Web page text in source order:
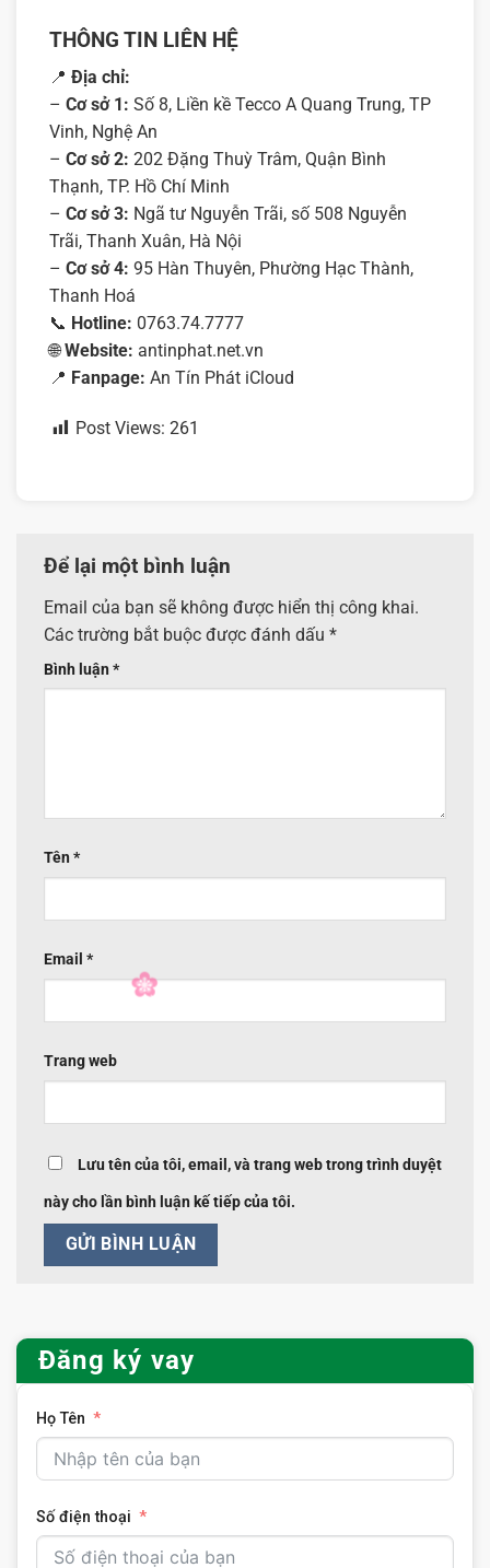
THÔNG TIN LIÊN HỆ
📍 Địa chỉ:
– Cơ sở 1: Số 8, Liền kề Tecco A Quang Trung, TP
Vinh, Nghệ An
– Cơ sở 2: 202 Đặng Thuỳ Trâm, Quận Bình
Thạnh, TP. Hồ Chí Minh
– Cơ sở 3: Ngã tư Nguyễn Trãi, số 508 Nguyễn
Trãi, Thanh Xuân, Hà Nội
– Cơ sở 4: 95 Hàn Thuyên, Phường Hạc Thành,
Thanh Hoá
📞 Hotline: 0763.74.7777
🌐Website: antinphat.net.vn
📍 Fanpage: An Tín Phát iCloud
Post Views: 261
Để lại một bình luận
Email của bạn sẽ không được hiển thị công khai.
Các trường bắt buộc được đánh dấu *
Bình luận *
Tên *
Email *
Trang web
Lưu tên của tôi, email, và trang web trong trình duyệt
này cho lần bình luận kế tiếp của tôi.
Đăng ký vay
Họ Tên
Số điện thoại